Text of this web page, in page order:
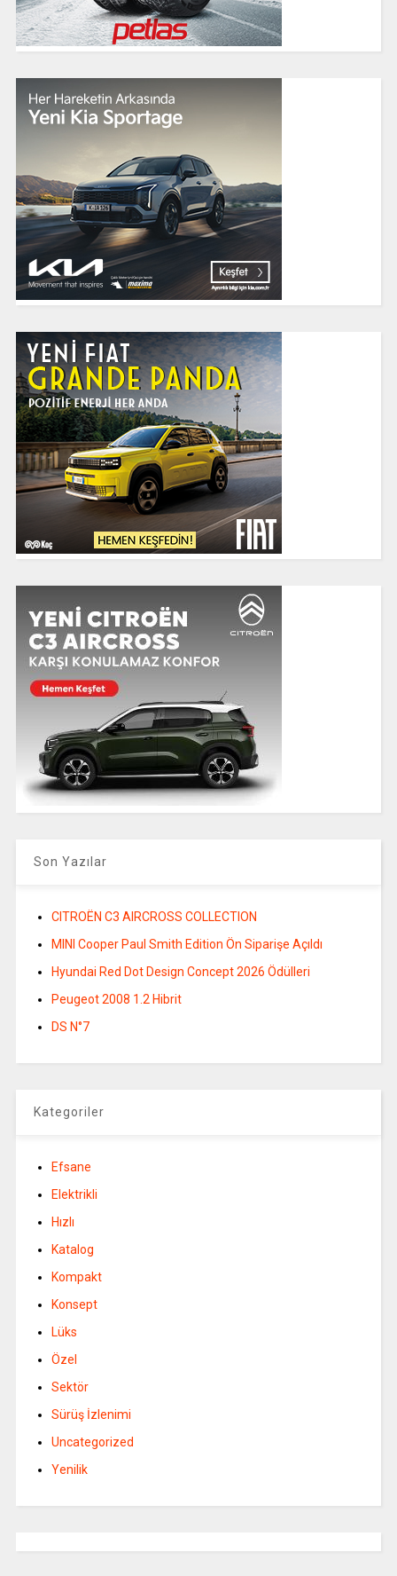
Son Yazılar
CITROËN C3 AIRCROSS COLLECTION
MINI Cooper Paul Smith Edition Ön Siparişe Açıldı
Hyundai Red Dot Design Concept 2026 Ödülleri
Peugeot 2008 1.2 Hibrit
DS N°7
Kategoriler
Efsane
Elektrikli
Hızlı
Katalog
Kompakt
Konsept
Lüks
Özel
Sektör
Sürüş İzlenimi
Uncategorized
Yenilik